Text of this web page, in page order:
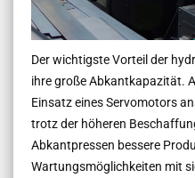
Der wichtigste Vorteil der
ihre große Abkantkapazität.
Einsatz eines Servomotors
trotz der höheren
Abkantpressen bessere
Wartungsmöglichkeiten mit